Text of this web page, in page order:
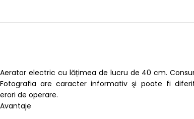
Aerator electric cu lățimea de lucru de 40 cm.
Fotografia are caracter informativ şi poate fi
erori de operare.
Avantaje